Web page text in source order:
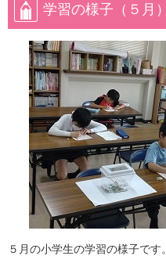
学習の様子（５月）
５月の小学生の学習の様子です。